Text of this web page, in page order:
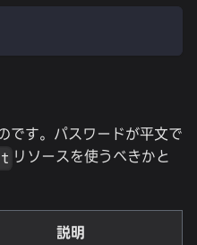
です。パスワードが平文で
リソースを使うべきかと
説明